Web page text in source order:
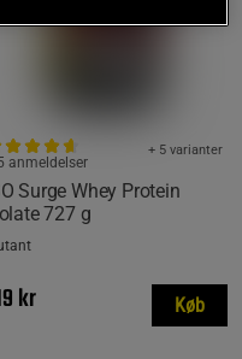
Surge Whey Protein
727 g
+ 5 varianter
anmeldelser
kr Køb